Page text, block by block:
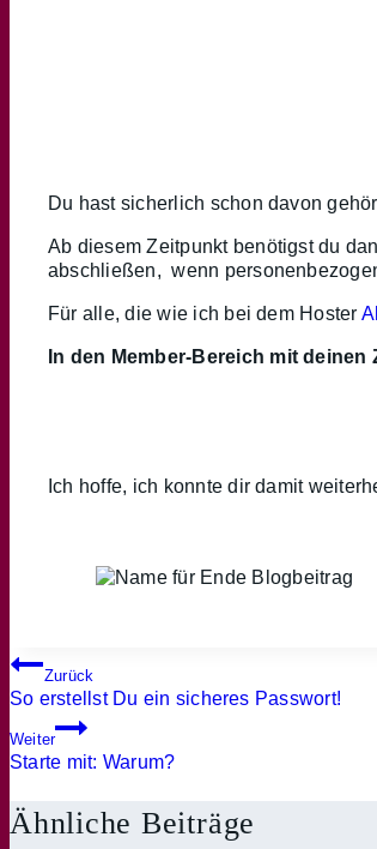
Du hast sicherlich schon davon
Ab diesem Zeitpunkt benötigst du
abschließen, wenn
Für alle, die wie ich bei dem Hoster
In den Member-Bereich mit
Ich hoffe, ich konnte dir damit
Beitrags-
Navigation
Zurück
So erstellst Du ein sicheres Passwort!
Weiter
Starte mit: Warum?
Ähnliche Beiträge